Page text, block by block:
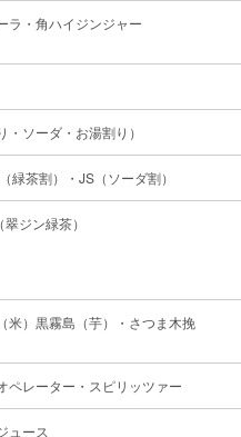
ラ・角ハイジンジャー
ソーダ・お湯割り）
緑茶割）・JS（ソーダ割）
ジン緑茶）
米）黒霧島（芋）・さつま木挽
ペレーター・スピリッツァー
ュース